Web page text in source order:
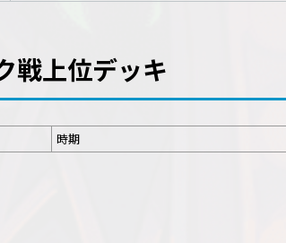
戦上位デッキ
時期